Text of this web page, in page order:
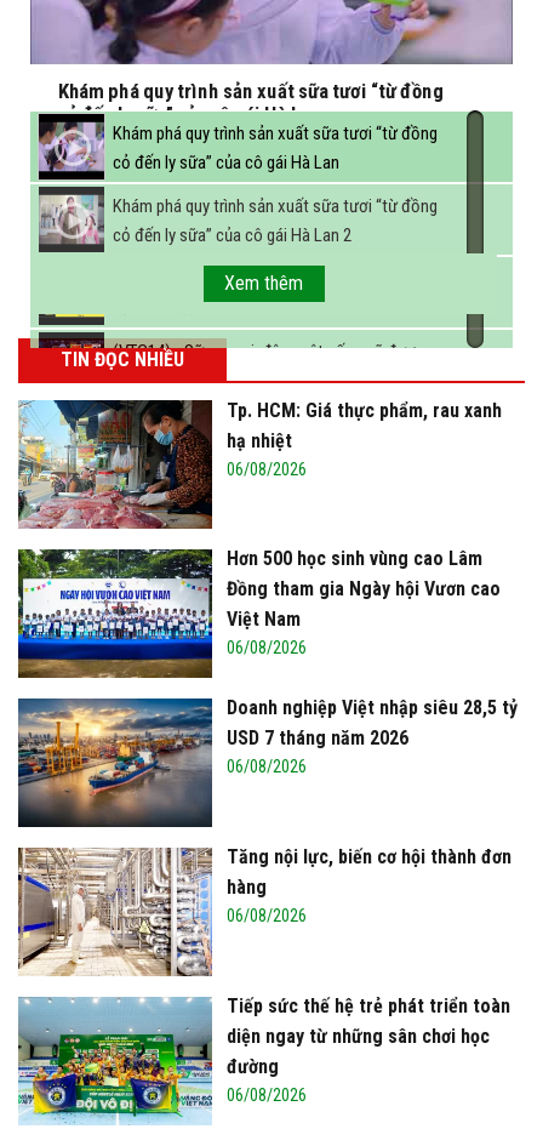
Khám phá quy trình sản xuất sữa tươi “từ đồng
cỏ đến ly sữa” của cô gái Hà Lan
Khám phá quy trình sản xuất sữa tươi “từ đồng
cỏ đến ly sữa” của cô gái Hà Lan
Khám phá quy trình sản xuất sữa tươi “từ đồng
cỏ đến ly sữa” của cô gái Hà Lan 2
FBNC - Ngành sữa hướng tới mục tiêu 3,4 tỷ lít
sữa vào năm 2025
(VTC14) - Sữa ngoại, động vật sống sẽ được
miễn thuế nhập khẩu
Xem thêm
TIN ĐỌC NHIỀU
Tp. HCM: Giá thực phẩm, rau xanh
hạ nhiệt
06/08/2026
Hơn 500 học sinh vùng cao Lâm
Đồng tham gia Ngày hội Vươn cao
Việt Nam
06/08/2026
Doanh nghiệp Việt nhập siêu 28,5 tỷ
USD 7 tháng năm 2026
06/08/2026
Tăng nội lực, biến cơ hội thành đơn
hàng
06/08/2026
Tiếp sức thế hệ trẻ phát triển toàn
diện ngay từ những sân chơi học
đường
06/08/2026